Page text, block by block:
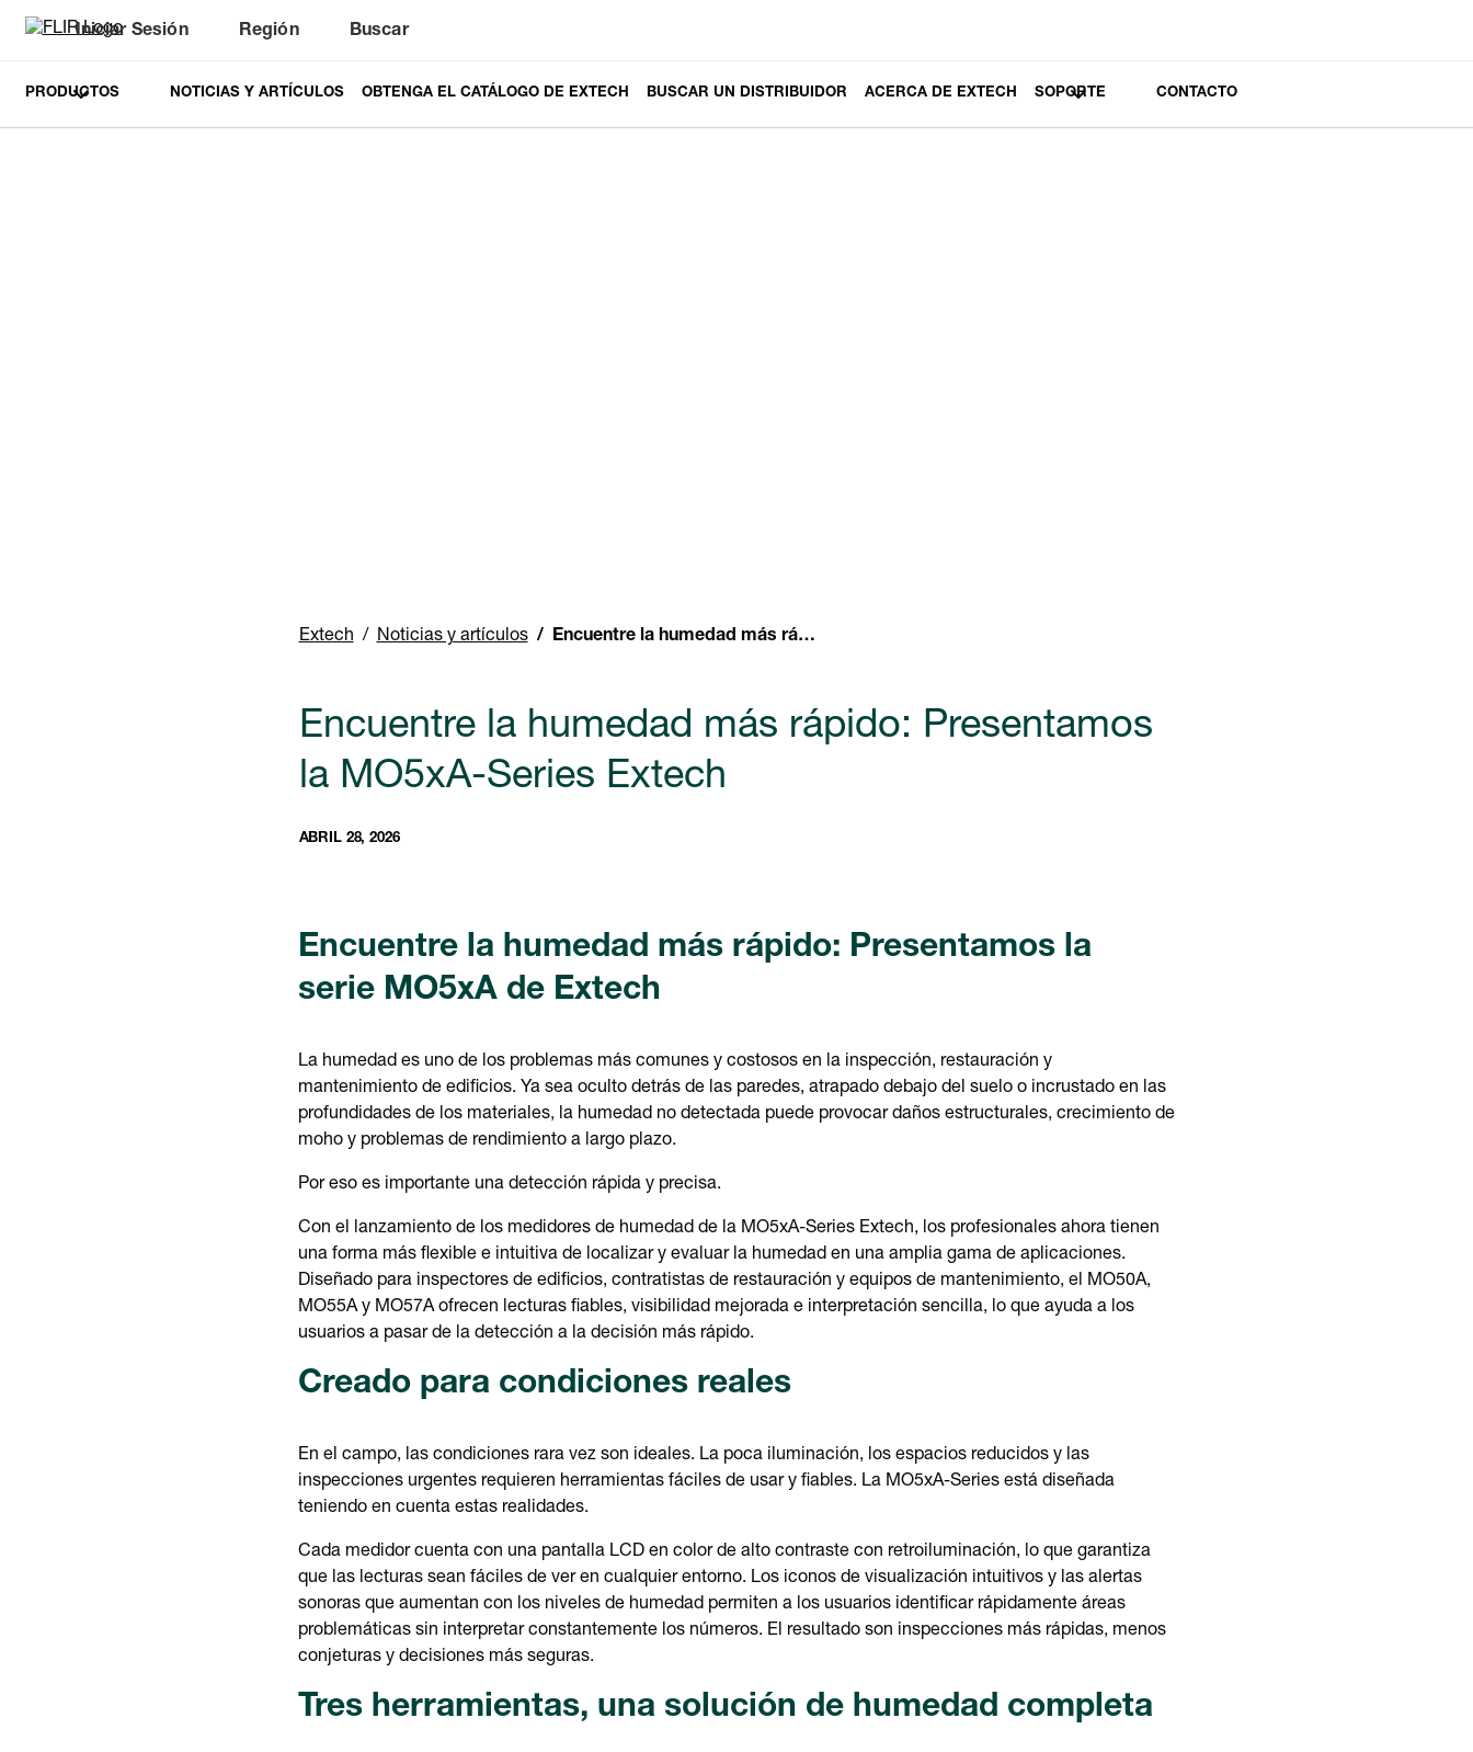
Iniciar Sesión Región Buscar
PRODUCTOS NOTICIAS Y ARTÍCULOS OBTENGA EL CATÁLOGO DE EXTECH BUSCAR UN DISTRIBUIDOR ACERCA DE EXTECH SOPORTE CONTACTO
Extech Noticias y artículos Encuentre la humedad más rápido: Presentamos la MO5xA-Series Extech
Encuentre la humedad más rápido: Presentamos
la MO5xA-Series Extech
ABRIL 28, 2026
Encuentre la humedad más rápido: Presentamos la
serie MO5xA de Extech
La humedad es uno de los problemas más comunes y costosos en la inspección, restauración y
mantenimiento de edificios. Ya sea oculto detrás de las paredes, atrapado debajo del suelo o incrustado en las
profundidades de los materiales, la humedad no detectada puede provocar daños estructurales, crecimiento de
moho y problemas de rendimiento a largo plazo.
Por eso es importante una detección rápida y precisa.
Con el lanzamiento de los medidores de humedad de la MO5xA-Series Extech, los profesionales ahora tienen
una forma más flexible e intuitiva de localizar y evaluar la humedad en una amplia gama de aplicaciones.
Diseñado para inspectores de edificios, contratistas de restauración y equipos de mantenimiento, el MO50A,
MO55A y MO57A ofrecen lecturas fiables, visibilidad mejorada e interpretación sencilla, lo que ayuda a los
usuarios a pasar de la detección a la decisión más rápido.
Creado para condiciones reales
En el campo, las condiciones rara vez son ideales. La poca iluminación, los espacios reducidos y las
inspecciones urgentes requieren herramientas fáciles de usar y fiables. La MO5xA-Series está diseñada
teniendo en cuenta estas realidades.
Cada medidor cuenta con una pantalla LCD en color de alto contraste con retroiluminación, lo que garantiza
que las lecturas sean fáciles de ver en cualquier entorno. Los iconos de visualización intuitivos y las alertas
sonoras que aumentan con los niveles de humedad permiten a los usuarios identificar rápidamente áreas
problemáticas sin interpretar constantemente los números. El resultado son inspecciones más rápidas, menos
conjeturas y decisiones más seguras.
Tres herramientas, una solución de humedad completa